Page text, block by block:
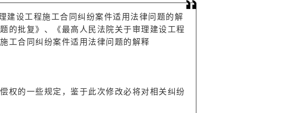
设工程施工合同纠纷案件适用法律问题的解
的批复》、《最高人民法院关于审理建设工程
工合同纠纷案件适用法律问题的解释
权的一些规定，鉴于此次修改必将对相关纠纷